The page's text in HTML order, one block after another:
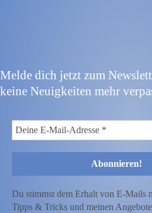
Melde dich jetzt zum
keine Neuigkeiten mehr
Du stimmst dem Erhalt von E-Mails
Tipps & Tricks und meinen